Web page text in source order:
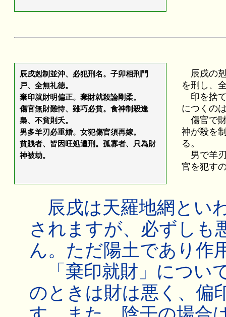
辰戌剋制並沖、必犯刑名。子卯相刑門
戸、全無礼徳。
棄印就財明偏正。棄財就殺論剛柔。
傷官無財難恃、雖巧必貧。食神制殺逢
梟、不貧則夭。
男多羊刃必重婚。女犯傷官須再嫁。
貧賎者、皆因旺処遭刑。孤寡者、只為財
神被劫。
辰戌の
を刑し、
印を捨
につくの
傷官で
神が殺を
る。
男で羊
官を犯す
辰戌は天羅地網とい
されますが、必ずしも
ん。ただ陽土であり作
「棄印就財」につい
のときは財は悪く、偏